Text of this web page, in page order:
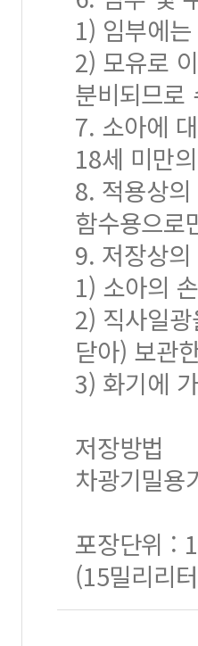
1) 임부에
2) 모유로
분비되므로
7. 소아에
18세 미만
8. 적용상
함수용으로
9. 저장상
1) 소아의
2) 직사일
닫아) 보관
3) 화기에
저장방법
차광기밀용
포장단위 :
(15밀리리